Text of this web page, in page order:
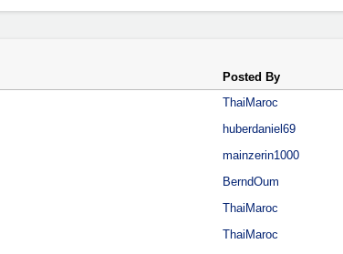
Posted By
ThaiMaroc
huberdaniel69
mainzerin1000
BerndOum
ThaiMaroc
ThaiMaroc